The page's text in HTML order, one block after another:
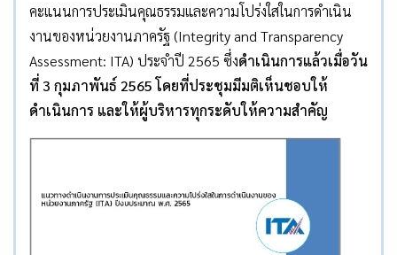
คะแนนการประเมินคุณธรรมและความโปร่งใสในการดำเนิน
งานของหน่วยงานภาครัฐ (Integrity and Transparency
Assessment: ITA) ประจำปี 2565 ซึ่งดำเนินการแล้วเมื่อวัน
ที่ 3 กุมภาพันธ์ 2565 โดยที่ประชุมมีมติเห็นชอบให้
ดำเนินการ และให้ผู้บริหารทุกระดับให้ความสำคัญ